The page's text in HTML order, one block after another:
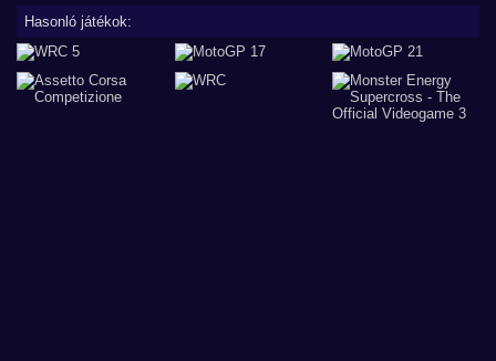
Hasonló játékok: